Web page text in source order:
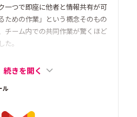
一つで即座に他者と情報共有が可
ための作業」という概念そのもの
チーム内での共同作業が驚くほど
。
続きを開く
ル